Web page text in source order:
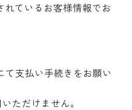
れているお客様情報でお
て支払い手続きをお願い
ただけません。